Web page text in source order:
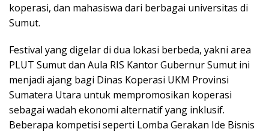
k
n
p
koperasi, dan mahasiswa dari berbagai universitas di
Sumut.
Festival yang digelar di dua lokasi berbeda, yakni area
PLUT Sumut dan Aula RIS Kantor Gubernur Sumut ini
menjadi ajang bagi Dinas Koperasi UKM Provinsi
Sumatera Utara untuk mempromosikan koperasi
sebagai wadah ekonomi alternatif yang inklusif.
Beberapa kompetisi seperti Lomba Gerakan Ide Bisnis